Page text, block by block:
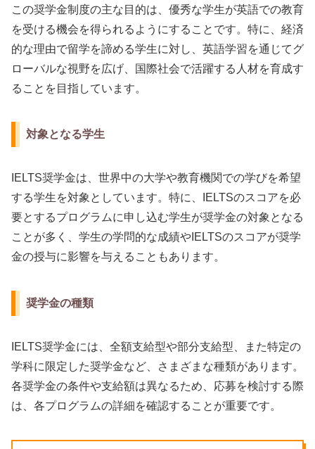
この奨学金制度の主な目的は、優秀な学生が英語での教育
を受ける機会を得られるようにすることです。特に、経済
的な理由で留学を諦める学生に対し、英語学習を通じてグ
ローバルな視野を広げ、国際社会で活躍する人材を育成す
ることを目指しています。
対象となる学生
IELTS奨学金は、世界中の大学や教育機関での学びを希望
する学生を対象としています。特に、IELTSのスコアを必
要とするプログラムに申し込む学生が奨学金の対象となる
ことが多く、学生の学問的な成績やIELTSのスコアが奨学
金の授与に影響を与えることもあります。
奨学金の種類
IELTS奨学金には、全額支給型や部分支給型、また特定の
学科に限定した奨学金など、さまざまな種類があります。
各奨学金の条件や支給額は異なるため、応募を検討する際
は、各プログラムの詳細を確認することが重要です。